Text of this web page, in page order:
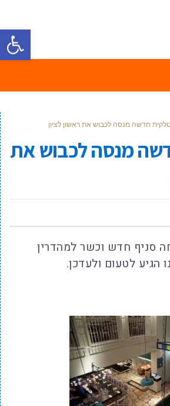
פתח
חדשה מנסה לכבוש את ראשון לציון
מנסה לכבוש את
סניף חדש וכשר למהדרין
הגיע לטעום ולעדכן.